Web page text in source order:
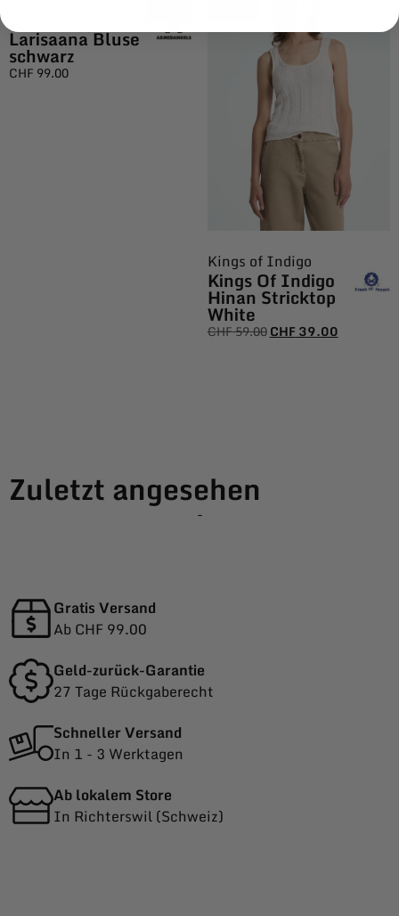
Larisaana Bluse
schwarz
CHF 99.00
Kings of Indigo
Kings Of Indigo
Hinan Stricktop
White
CHF59.00 CHF 39.00
Zuletzt angesehen
-
Gratis Versand
Ab CHF 99.00
Geld-zurück-Garantie
27 Tage Rückgaberecht
Schneller Versand
In 1 - 3 Werktagen
Ab lokalem Store
In Richterswil (Schweiz)